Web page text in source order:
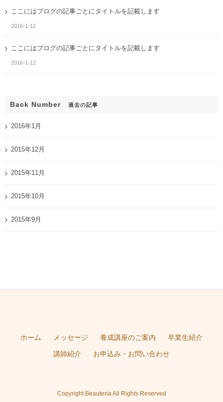
ここにはブログの記事ごとにタイトルを記載します
2016-1-12
ここにはブログの記事ごとにタイトルを記載します
2016-1-12
Back Number 過去の記事
2016年1月
2015年12月
2015年11月
2015年10月
2015年9月
ホーム メッセージ 養成講座のご案内 卒業生紹介
講師紹介 お申込み・お問い合わせ
Copyright Beauteria All Rights Reserved